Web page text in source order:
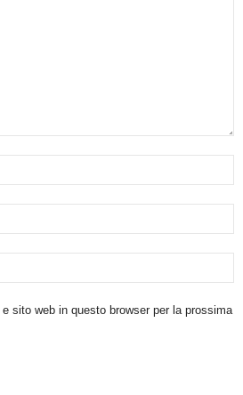
sito web in questo browser per la prossima